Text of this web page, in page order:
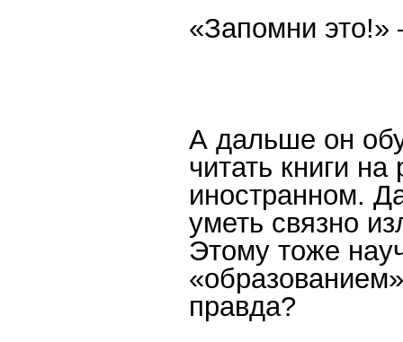
«Запомни это!»
А дальше он
читать книги
иностранном.
уметь связно
Этому тоже
правда?